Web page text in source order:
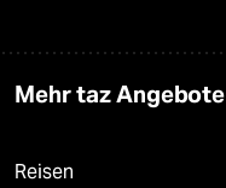
Mehr taz Angebote
Reisen